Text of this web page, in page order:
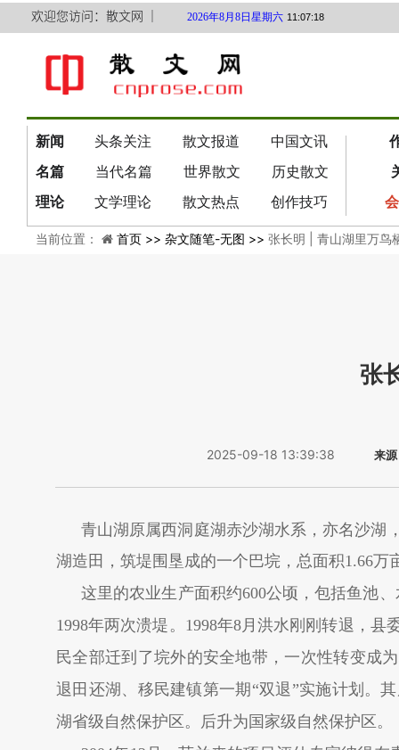
欢迎您访问：散文网 ｜
新闻 头条关注 散文报道 中国文讯
名篇
当代名篇 世界散文 历史散文
理论
文学理论 散文热点 创作技巧
2026年8月8日星期六 11:07:19
当前位置： 首页 >> 杂文随笔-无图 >> 张长明 | 青山湖里万鸟
张
2025-09-18 13:39:38
青山湖原属西洞庭湖赤沙湖水系，亦名沙湖
湖造田，筑堤围垦成的一个巴垸，总面积1.66万
这里的农业生产面积约600公顷，包括鱼池
1998年两次溃堤。1998年8月洪水刚刚转退，
民全部迁到了垸外的安全地带，一次性转变成
退田还湖、移民建镇第一期“双退”实施计划。
湖省级自然保护区。后升为国家级自然保护区。
来